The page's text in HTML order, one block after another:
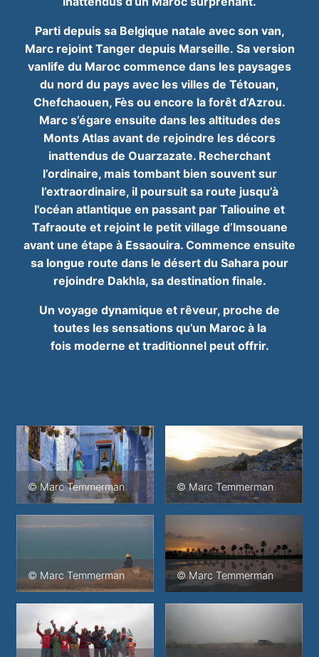
Parti depuis sa Belgique natale avec son van,
Marc rejoint Tanger depuis Marseille. Sa version
vanlife du Maroc commence dans les paysages
du nord du pays avec les villes de Tétouan,
Chefchaouen, Fès ou encore la forêt d’Azrou.
Marc s’égare ensuite dans les altitudes des
Monts Atlas avant de rejoindre les décors
inattendus de Ouarzazate. Recherchant
l’ordinaire, mais tombant bien souvent sur
l’extraordinaire, il poursuit sa route jusqu’à
l'océan atlantique en passant par Taliouine et
Tafraoute et rejoint le petit village d’Imsouane
avant une étape à Essaouira. Commence ensuite
sa longue route dans le désert du Sahara pour
rejoindre Dakhla, sa destination finale.
Un voyage dynamique et rêveur, proche de
toutes les sensations qu’un Maroc à la
fois moderne et traditionnel peut offrir.
© Marc Temmerman © Marc Temmerman
© Marc Temmerman © Marc Temmerman